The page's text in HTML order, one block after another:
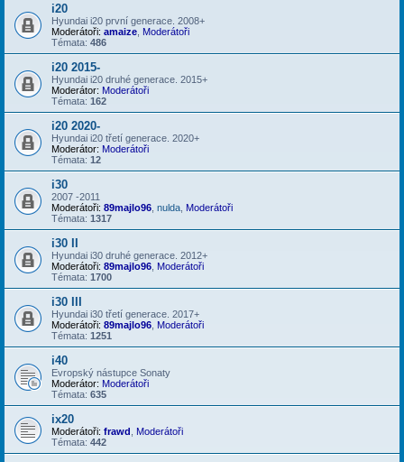
i20
Hyundai i20 první generace. 2008+
Moderátoři: amaize Moderátoři
Témata: 486
i20 2015-
Hyundai i20 druhé generace. 2015+
Moderátor: Moderátoři
Témata: 162
i20 2020-
Hyundai i20 třetí generace. 2020+
Moderátor: Moderátoři
Témata: 12
i30
2007 -2011
Moderátoři: 89majlo96 nulda Moderátoři
Témata: 1317
i30 II
Hyundai i30 druhé generace. 2012+
Moderátoři: 89majlo96 Moderátoři
Témata: 1700
i30 III
Hyundai i30 třetí generace. 2017+
Moderátoři: 89majlo96 Moderátoři
Témata: 1251
i40
Evropský nástupce Sonaty
Moderátor: Moderátoři
Témata: 635
ix20
Moderátoři: frawd
Moderátoři
Témata: 442